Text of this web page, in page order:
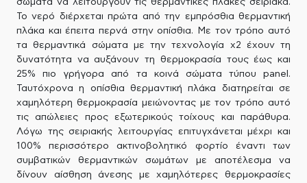
σώματα να λειτουργούν τις θερμαντικές πλάκες σειριακά.
Το νερό διέρχεται πρώτα από την εμπρόσθια θερμαντική
πλάκα και έπειτα περνά στην οπίσθια. Με τον τρόπο αυτό
τα θερμαντικά σώματα με την τεχνολογία x2 έχουν τη
δυνατότητα να αυξάνουν τη θερμοκρασία τους έως και
25% πιο γρήγορα από τα κοινά σώματα τύπου panel.
Ταυτόχρονα η οπίσθια θερμαντική πλάκα διατηρείται σε
χαμηλότερη θερμοκρασία μειώνοντας με τον τρόπο αυτό
τις απώλειες προς εξωτερικούς τοίχους και παράθυρα.
Λόγω της σειριακής λειτουργίας επιτυγχάνεται μέχρι και
100% περισσότερο ακτινοβολητικό φορτίο έναντι των
συμβατικών θερμαντικών σωμάτων με αποτέλεσμα να
δίνουν αίσθηση άνεσης με χαμηλότερες θερμοκρασίες